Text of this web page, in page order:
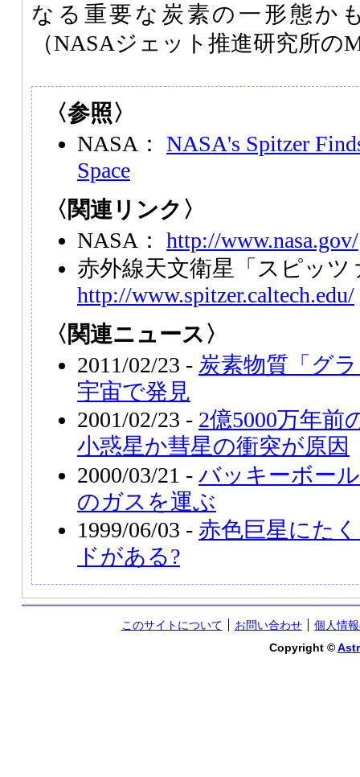
なる重要な炭素の一形態か
（NASAジェット推進研究所の
〈参照〉
NASA： NASA's Spitzer
Space
〈関連リンク〉
NASA： http://www.nasa.gov/
赤外線天文衛星「スピッツ
http://www.spitzer.caltech.edu/
〈関連ニュース〉
2011/02/23 - 炭素物質「グ
宇宙で発見
2001/02/23 - 2億5000万年前
小惑星か彗星の衝突が原因
2000/03/21 - バッキーボー
のガスを運ぶ
1999/06/03 - 赤色巨星にた
ドがある?
このサイトについて お問い合わせ
個人情
Copyright ©